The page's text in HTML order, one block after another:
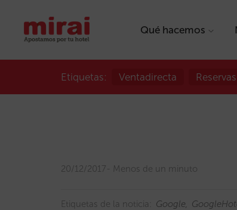
Qué hacemos
Etiquetas: Ventadirecta Reservas
20/12/2017 Menos de un minuto
Etiquetas de la noticia: Google